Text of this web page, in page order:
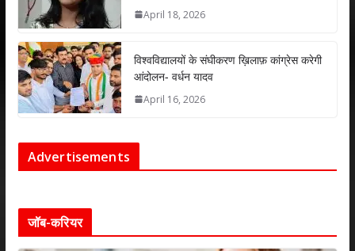
April 18, 2026
विश्वविद्यालयों के संघीकरण ख़िलाफ़ कांग्रेस करेगी
आंदोलन- वर्धन यादव
April 16, 2026
Advertisements
जॉब-करियर